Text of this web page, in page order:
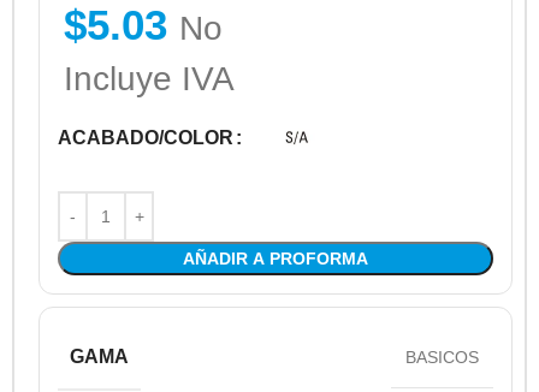
$5.03 No
Incluye IVA
ACABADO/COLOR
AÑADIR A PROFORMA
GAMA BASICOS